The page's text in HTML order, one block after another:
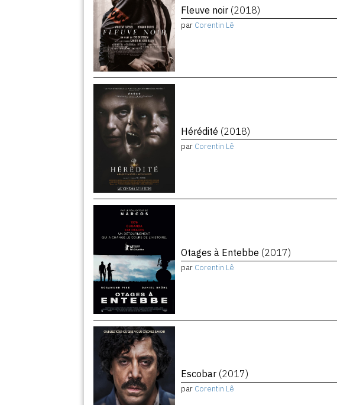
Fleuve noir (2018)
par Corentin Lê
Hérédité (2018)
par Corentin Lê
Otages à Entebbe (2017)
par Corentin Lê
Escobar (2017)
par Corentin Lê